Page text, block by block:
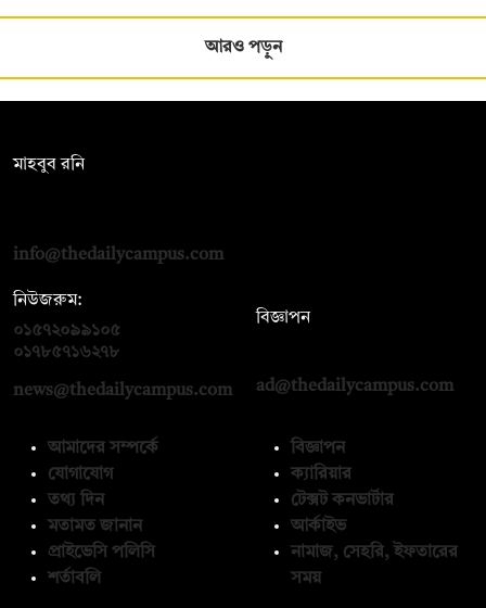
আরও পড়ুন
মাহবুব রনি
info@thedailycampus.com
নিউজরুম:
০১৫৭২০৯৯১০৫
০১৭৮৫৭১৬২৭৮
news@thedailycampus.com
বিজ্ঞাপন
ad@thedailycampus.com
আমাদের সম্পর্কে
যোগাযোগ
তথ্য দিন
মতামত জানান
প্রাইভেসি পলিসি
শর্তাবলি
বিজ্ঞাপন
ক্যারিয়ার
টেক্সট কনভার্টার
আর্কাইভ
নামাজ, সেহরি, ইফতারের
সময়